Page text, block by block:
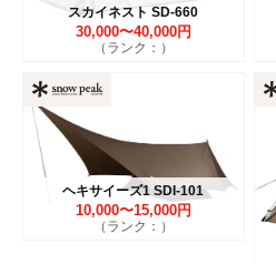
スカイネスト SD-660
30,000〜40,000円
（ランク：）
ヘキサイーズ1 SDI-101
10,000〜15,000円
（ランク：）